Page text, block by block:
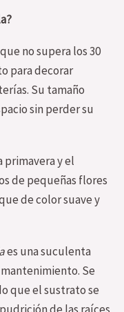
no supera los 30
para decorar
Su tamaño
sin perder su
primavera y el
de pequeñas flores
de color suave y
es una suculenta
Se
que el sustrato se